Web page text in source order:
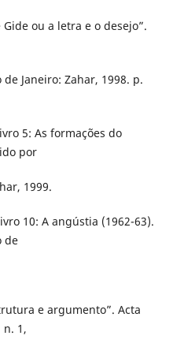
Gide ou a letra e o desejo”.
Janeiro: Zahar, 1998. p.
5: As formações do
por
1999.
10: A angústia (1962-63).
de
e argumento”. Acta
n. 1,